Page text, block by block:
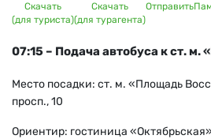
Скачать
(для туриста)
Скачать
(для турагента)
Отправить
07:15 – Подача автобуса к ст.
Место посадки: ст. м. «Площадь
просп., 10
Ориентир: гостиница